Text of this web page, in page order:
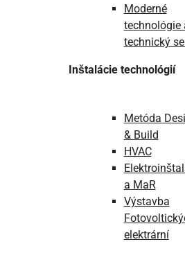
Moderné
technológie
technický
Inštalácie technológií
Metóda
& Build
HVAC
a MaR
Výstavba
elektrární